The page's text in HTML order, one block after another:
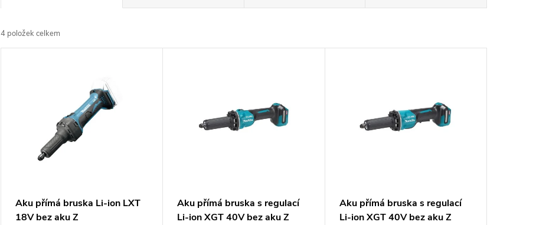
a
z
4 položek celkem
Aku přímá bruska Li-ion LXT
18V bez aku Z
Aku přímá bruska s regulací
Li-ion XGT 40V bez aku Z
Aku přímá bruska s regulací
Li-ion XGT 40V bez aku Z